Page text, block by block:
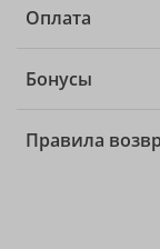
Оплата
Бонусы
Правила